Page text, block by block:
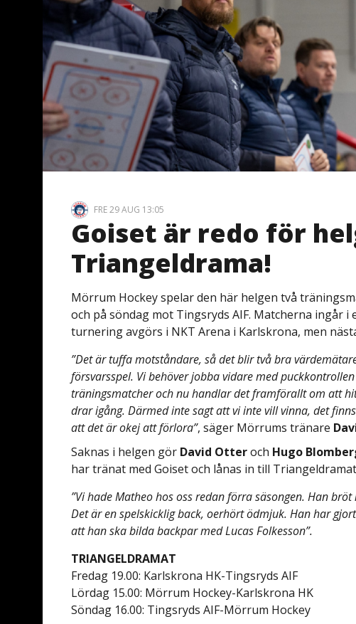
FRE 29 AUG 13:05
Goiset är redo för
Triangeldrama!
Mörrum Hockey spelar den här helgen två
och på söndag mot Tingsryds AIF. Matcherna ingår
turnering avgörs i NKT Arena i Karlskrona, men
”Det är tuffa motståndare, så det blir två bra
försvarsspel. Vi behöver jobba vidare med
träningsmatcher och nu handlar det framförallt om att
drar igång. Därmed inte sagt att vi inte vill vinna, det
att det är okej att förlora”, säger Mörrums tränare
Saknas i helgen gör David Otteroch Hugo
har tränat med Goiset och lånas in till
”Vi hade Matheo hos oss redan förra säsongen. Han
Det är en spelskicklig back, oerhört ödmjuk. Han har
att han ska bilda backpar med Lucas Folkesson”.
TRIANGELDRAMAT
Fredag 19.00: Karlskrona HK-Tingsryds AIF
Lördag 15.00: Mörrum Hockey-Karlskrona HK
Söndag 16.00: Tingsryds AIF-Mörrum Hockey